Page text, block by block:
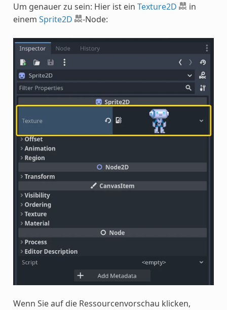
Um genauer zu sein: Hier ist ein Texture2D
in
einem Sprite2D -Node:
Wenn Sie auf die Ressourcenvorschau klicken,